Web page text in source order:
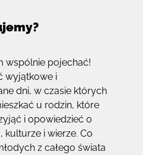
wspólnie pojechać!
wyjątkowe i
dni, w czasie których
u rodzin, które
i opowiedzieć o
kulturze i wierze. Co
z całego świata